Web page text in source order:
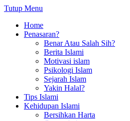
Tutup Menu
Home
Penasaran?
Benar Atau Salah Sih?
Berita Islami
Motivasi islam
Psikologi Islam
Sejarah Islam
Yakin Halal?
Tips Islami
Kehidupan Islami
Bersihkan Harta